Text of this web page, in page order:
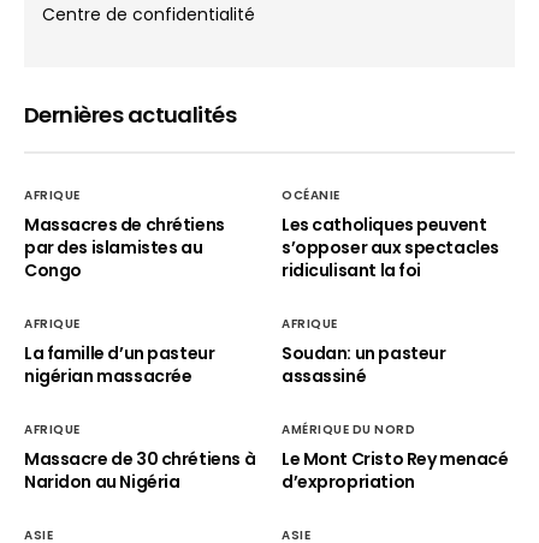
Centre de confidentialité
Dernières actualités
AFRIQUE
Massacres de chrétiens
par des islamistes au
Congo
OCÉANIE
Les catholiques peuvent
s’opposer aux spectacles
ridiculisant la foi
AFRIQUE
La famille d’un pasteur
nigérian massacrée
AFRIQUE
Soudan: un pasteur
assassiné
AFRIQUE
Massacre de 30 chrétiens à
Naridon au Nigéria
AMÉRIQUE DU NORD
Le Mont Cristo Rey menacé
d’expropriation
ASIE ASIE